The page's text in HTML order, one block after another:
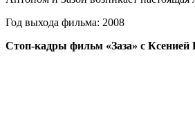
Год выхода фильма: 2008
Стоп-кадры фильм «Заза» с Ксенией